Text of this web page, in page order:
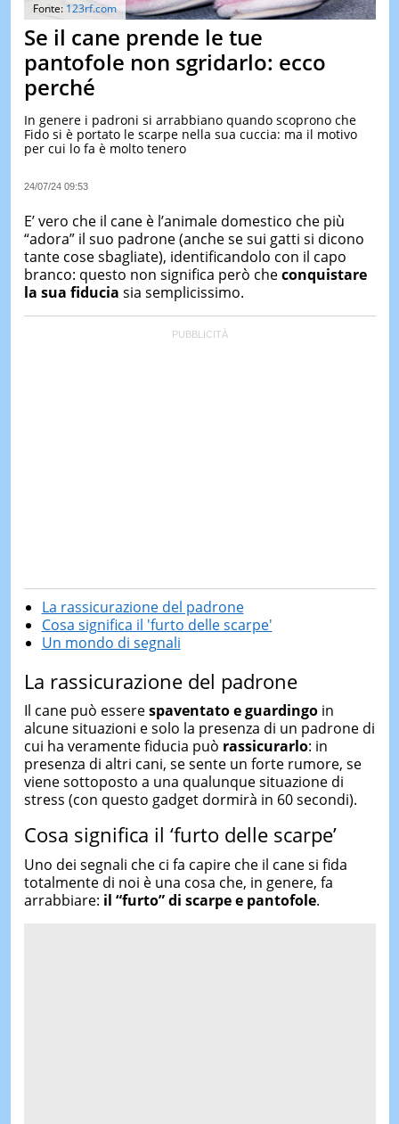
&
TEST
IERI
Fonte: 123rf.com
Se il cane prende le tue
pantofole non sgridarlo: ecco
perché
In genere i padroni si arrabbiano quando scoprono che
Fido si è portato le scarpe nella sua cuccia: ma il motivo
per cui lo fa è molto tenero
24/07/24 09:53
E’ vero che il cane è l’animale domestico che più
“adora” il suo padrone (anche se sui gatti si dicono
tante cose sbagliate), identificandolo con il capo
branco: questo non significa però checonquistare
la sua fiducia sia semplicissimo.
La rassicurazione del padrone
Cosa significa il 'furto delle scarpe'
Un mondo di segnali
La rassicurazione del padrone
Il cane può esserespaventato e guardingoin
alcune situazioni e solo la presenza di un padrone di
cui ha veramente fiducia può rassicurarlo: in
presenza di altri cani, se sente un forte rumore, se
viene sottoposto a una qualunque situazione di
stress (con questo gadget dormirà in 60 secondi).
Cosa significa il ‘furto delle scarpe’
Uno dei segnali che ci fa capire che il cane si fida
totalmente di noi è una cosa che, in genere, fa
arrabbiare: il “furto” di scarpe e pantofole.